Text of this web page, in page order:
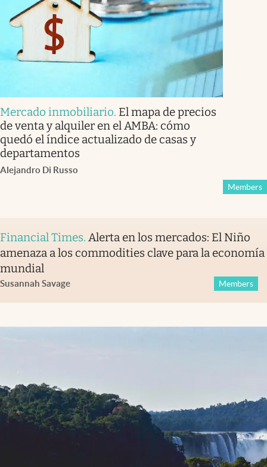
Mercado inmobiliario. El mapa de precios
de venta y alquiler en el AMBA: cómo
quedó el índice actualizado de casas y
departamentos
Alejandro Di Russo
Members
Financial Times. Alerta en los mercados: El Niño
amenaza a los commodities clave para la economía
mundial
Susannah Savage Members